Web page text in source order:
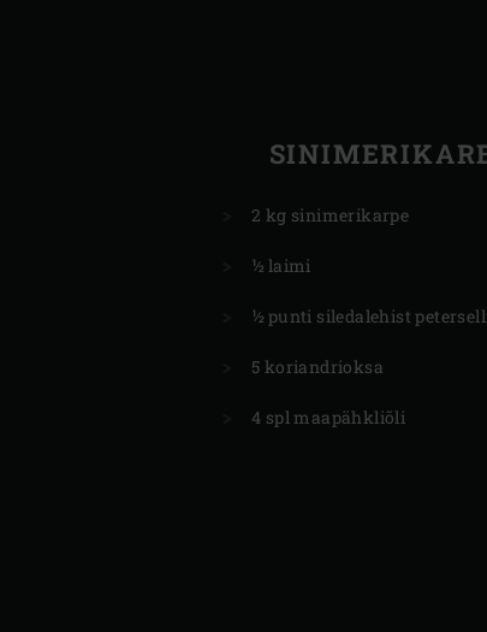
2 kg sinimerikarpe
½ laimi
½ punti siledalehist
5 koriandrioksa
4 spl maapähkliõli